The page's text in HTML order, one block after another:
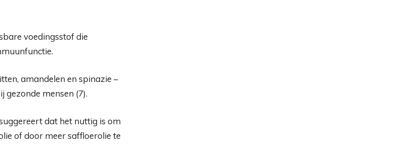
voedingsstof die
amandelen en spinazie –
gezonde mensen (7).
dat het nuttig is om
of door meer saffloerolie te